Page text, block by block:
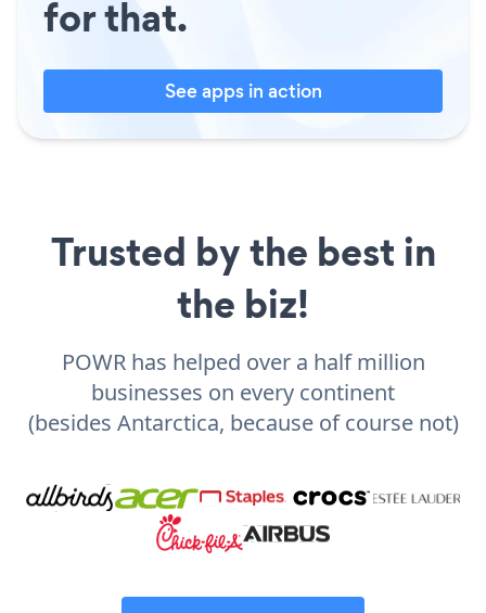
for that.
See apps in action
Trusted by the best in
the biz!
POWR has helped over a half million
businesses on every continent
(besides Antarctica, because of course not)